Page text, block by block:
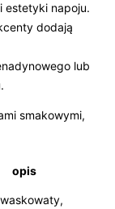
estetyki napoju.
dodają
lub
smakowymi,
opis